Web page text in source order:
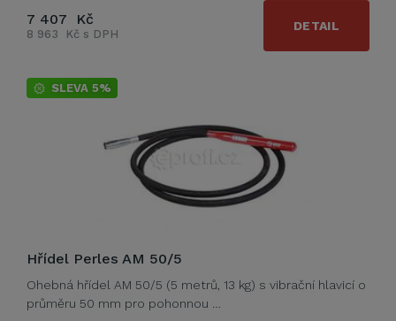
7 407 Kč
8 963 Kč s DPH
DETAIL
SLEVA 5%
Hřídel Perles AM 50/5
Ohebná hřídel AM 50/5 (5 metrů, 13 kg) s vibrační hlavicí o
průměru 50 mm pro pohonnou …